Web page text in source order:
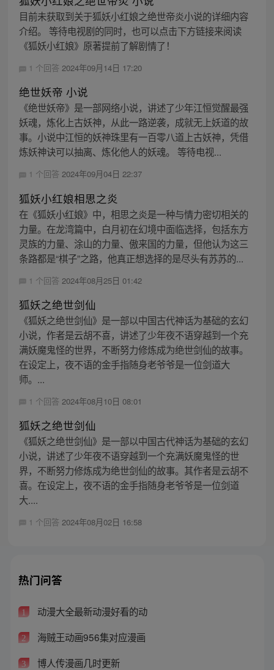
目前未获取到关于狐妖小红娘之绝世帝炎小说的详细内容
介绍。 等待电视剧的同时，也可以点击下方链接来阅读
《狐妖小红娘》原著提前了解剧情了！
1 个回答 2024年09月14日 17:20
绝世妖帝 小说
《绝世妖帝》是一部网络小说，讲述了少年江恒觉醒最强
妖魂，炼化上古妖神，从此一路逆袭，成就无上妖道的故
事。小说中江恒的妖神珠里有一百零八道上古妖神，凭借
炼妖神诀可以抽离、炼化他人的妖魂。 等待电视...
1 个回答 2024年09月04日 22:37
狐妖小红娘相思之炎
在《狐妖小红娘》中，相思之炎是一种与情力密切相关的
力量。在龙湾篇中，白月初在幻境中面临选择，包括东方
灵族的力量、涂山的力量、傲来国的力量，但他认为这三
条路都是“棋子”之路，他真正想选择的是尽头有苏苏的...
1 个回答 2024年08月25日 01:42
狐妖之绝世剑仙
《狐妖之绝世剑仙》是一部以中国古代神话为基础的玄幻
小说，作者是云胡不喜，讲述了少年夜不语穿越到一个充
满妖魔鬼怪的世界，不断努力修炼成为绝世剑仙的故事。
在设定上，夜不语的金手指随身老爷爷是一位剑道大
师。...
1 个回答 2024年08月10日 08:01
狐妖之绝世剑仙
《狐妖之绝世剑仙》是一部以中国古代神话为基础的玄幻
小说，讲述了少年夜不语穿越到一个充满妖魔鬼怪的世
界，不断努力修炼成为绝世剑仙的故事。其作者是云胡不
喜。在设定上，夜不语的金手指随身老爷爷是一位剑道
大....
1 个回答 2024年08月02日 16:58
热门问答
1 动漫大全最新动漫好看的动
2 海贼王动画956集对应漫画
3 博人传漫画几时更新